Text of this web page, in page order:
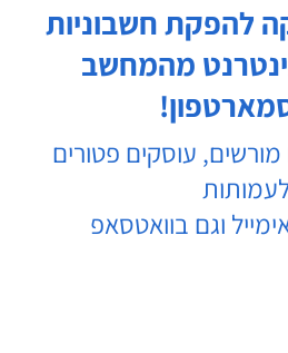
להפקת חשבוניות
מהמחשב
עוסקים פטורים
וגם בוואטסאפ